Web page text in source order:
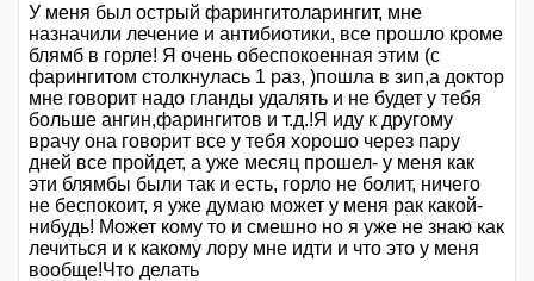
У меня был острый фарингитоларингит, мне
назначили лечение и антибиотики, все прошло кроме
блямб в горле! Я очень обеспокоенная этим (с
фарингитом столкнулась 1 раз, )пошла в зип,а доктор
мне говорит надо гланды удалять и не будет у тебя
больше ангин,фарингитов и т.д.!Я иду к другому
врачу она говорит все у тебя хорошо через пару
дней все пройдет, а уже месяц прошел- у меня как
эти блямбы были так и есть, горло не болит, ничего
не беспокоит, я уже думаю может у меня рак какой-
нибудь! Может кому то и смешно но я уже не знаю как
лечиться и к какому лору мне идти и что это у меня
вообще!Что делать